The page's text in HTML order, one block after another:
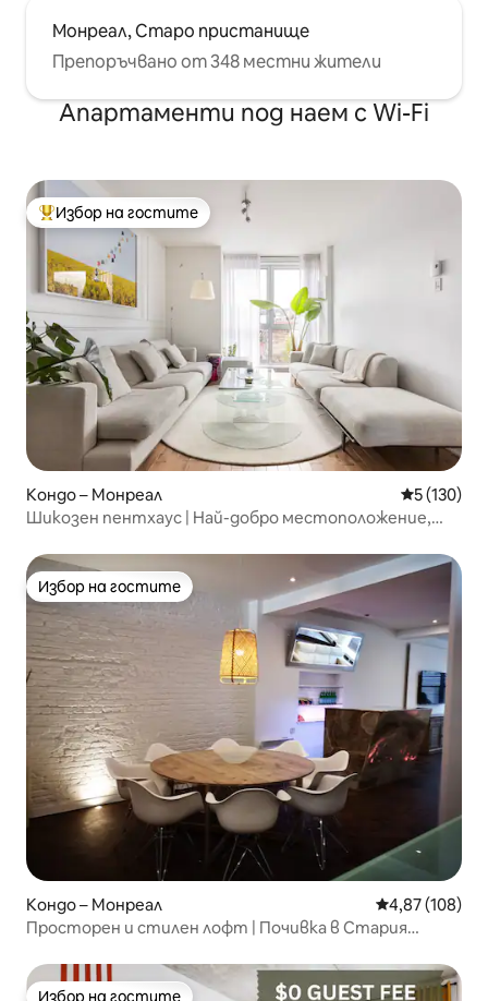
Монреал, Старо пристанище
Препоръчвано от 348 местни жители
Апартаменти под наем с Wi-Fi
Най-популярен избор на гостите
Избор на гостите
Кондо – Монреал Средна
5 (130)
Шикозен пентхаус | Най-добро местоположение,
Избор на гостите
Избор на гостите
Кондо – Монреал Средна
4,87 (108)
Просторен и стилен лофт | Почивка в Стария
Избор на гостите